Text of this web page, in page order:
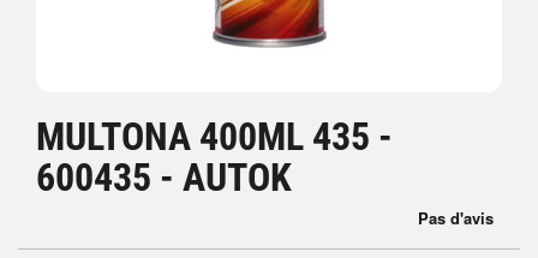
MULTONA 400ML 435 -
600435 - AUTOK